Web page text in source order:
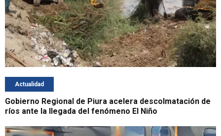
Actualidad
Gobierno Regional de Piura acelera descolmatación de
ríos ante la llegada del fenómeno El Niño